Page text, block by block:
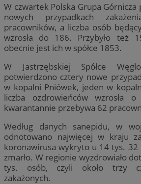
W czwartek Polska Grupa Górnicza
nowych przypadkach
pracowników, a liczba osób
wzrosła do 186. Przybyło też
obecnie jest ich w spółce 1853.
W Jastrzębskiej Spółce
potwierdzono cztery nowe
w kopalni Pniówek, jeden w
liczba ozdrowieńców wzrosła
kwarantannie przebywa 62
Według danych sanepidu, w
odnotowano najwięcej w kraju
koronawirusa wykryto u 14 tys. 32
zmarło. W regionie wyzdrowiało
tys. osób, czyli około trzy
zakażonych.